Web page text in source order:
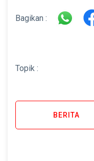
Bagikan :
Topik :
BERITA